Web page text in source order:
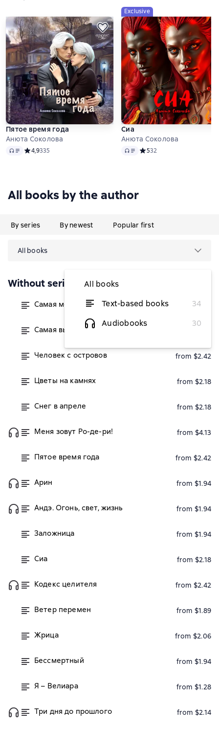
Пятое время года
Анюта Соколова
Audio Средний рейтинг 4,9 на основе 335 оценок
4,9335
Exclusive
Сиа
Анюта Соколова
Audio Средний рейтинг 5 на
532
All books by the author
By series By newest Popular first
All books
All books
Text-based books
34
Audiobooks
30
Without series
Самая могущественная сила from $2
Самая высшая власть
Человек с островов from $2.42
Цветы на камнях from $2.18
Снег в апреле from $2.18
Меня зовут Ро-де-ри! from $4.13
Пятое время года from $2.42
Арин from $1.94
Андэ. Огонь, свет, жизнь from $1.94
Заложница from $1.94
Сиа from $2.18
Кодекс целителя from $2.42
Ветер перемен from $1.89
Жрица from $2.06
Бессмертный from $1.94
Я – Велиара from $1.28
Три дня до прошлого from $2.14